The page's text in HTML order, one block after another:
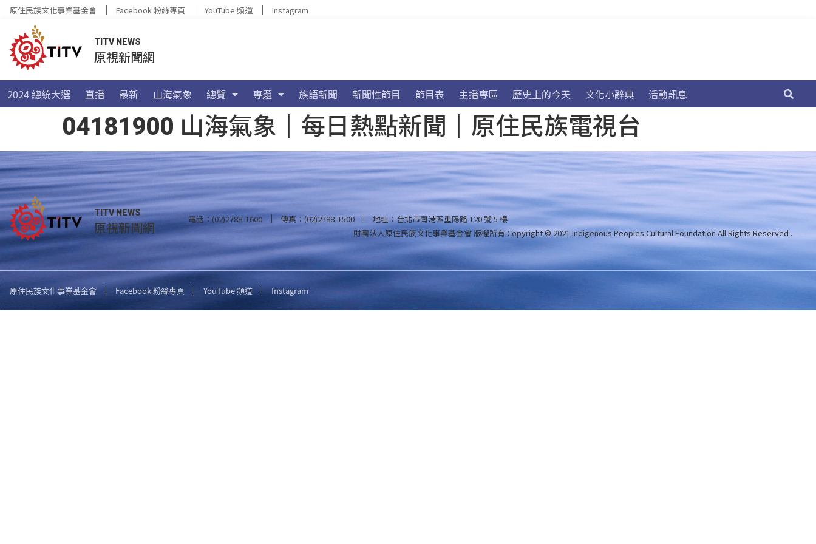
原住民族文化事業基金會 Facebook 粉絲專頁 YouTube 頻道 Instagram
TITV NEWS
原視新聞網
2024 總統大選 直播 最新 山海氣象 總覽 專題 族語新聞 新聞性節目 節目表 主播專區 歷史上的今天 文化小辭典 活動訊息
04181900 山海氣象｜每日熱點新聞｜原住民族電視台
TITV NEWS
原視新聞網 電話：(02)2788-1600 傳真：(02)2788-1500
地址：台北市南港區重陽路 120 號 5 樓
財團法人原住民族文化事業基金會 版權所有Copyright © 2021 Indigenous Peoples Cultural Foundation All Rights Reserved .
原住民族文化事業基金會 Facebook 粉絲專頁 YouTube 頻道 Instagram